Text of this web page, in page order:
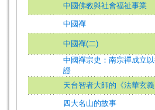
中國佛教與社會福祉事業
中國禪
中國禪(二)
中國禪宗史：南宗禪成立
證
天台智者大師的《法華玄
四大名山的故事